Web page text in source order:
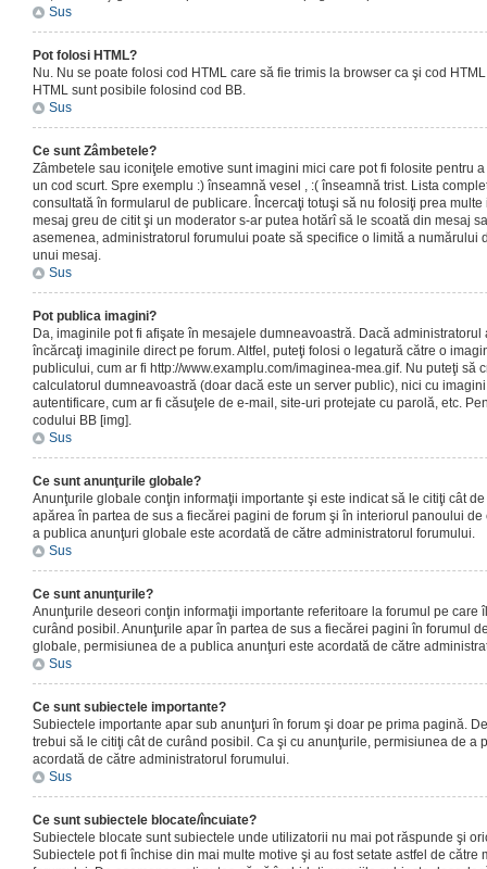
Sus
Pot folosi HTML?
Nu. Nu se poate folosi cod HTML care să fie trimis la browser ca şi cod
HTML sunt posibile folosind cod BB.
Sus
Ce sunt Zâmbetele?
Zâmbetele sau iconiţele emotive sunt imagini mici care pot fi folosite pentru
un cod scurt. Spre exemplu :) înseamnă vesel , :( înseamnă trist. Lista
consultată în formularul de publicare. Încercaţi totuşi să nu folosiţi prea
mesaj greu de citit şi un moderator s-ar putea hotărî să le scoată din mesaj
asemenea, administratorul forumului poate să specifice o limită a numărului
unui mesaj.
Sus
Pot publica imagini?
Da, imaginile pot fi afişate în mesajele dumneavoastră. Dacă
încărcaţi imaginile direct pe forum. Altfel, puteţi folosi o legatură către o
publicului, cum ar fi http://www.examplu.com/imaginea-mea.gif. Nu puteţi să
calculatorul dumneavoastră (doar dacă este un server public), nici cu
autentificare, cum ar fi căsuţele de e-mail, site-uri protejate cu parolă, etc.
codului BB [img].
Sus
Ce sunt anunţurile globale?
Anunţurile globale conţin informaţii importante şi este indicat să le citiţi cât
apărea în partea de sus a fiecărei pagini de forum şi în interiorul panoului
a publica anunţuri globale este acordată de către administratorul forumului.
Sus
Ce sunt anunţurile?
Anunţurile deseori conţin informaţii importante referitoare la forumul pe care
curând posibil. Anunţurile apar în partea de sus a fiecărei pagini în forumul
globale, permisiunea de a publica anunţuri este acordată de către
Sus
Ce sunt subiectele importante?
Subiectele importante apar sub anunţuri în forum şi doar pe prima pagină.
trebui să le citiţi cât de curând posibil. Ca şi cu anunţurile, permisiunea de a
acordată de către administratorul forumului.
Sus
Ce sunt subiectele blocate/încuiate?
Subiectele blocate sunt subiectele unde utilizatorii nu mai pot răspunde şi
Subiectele pot fi închise din mai multe motive şi au fost setate astfel de către